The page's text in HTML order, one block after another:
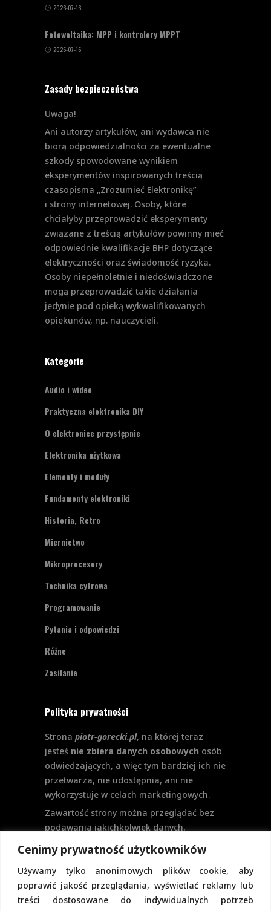
Cenimy prywatność użytkowników
Używamy tylko anonimowych plików cookie, aby
poprawić jakość przeglądania, wyświetlać reklamy lub
treści dostosowane do indywidualnych potrzeb
2026-07-16
Fotowoltaika: MPP i kontrolery MPPT
2026-07-16
Zasady bezpieczeństwa
Uwaga!
Ani autorzy artykułów, ani wydawca nie
biorą odpowiedzialności za ewentualne
szkody spowodowane wynikiem
eksperymentów inspirowanych treścią
czasopisma „Zrozumieć Elektronikę”
i strony internetowej. Osoby, które
chciałyby przeprowadzić eksperymenty
związane z treścią artykułów powinny mieć
odpowiednie kwalifikacje BHP dotyczące
elektryczności oraz świadomość ryzyka.
Osoby niepełnoletnie i niedoświadczone
mogą przeprowadzić takie działania
jedynie pod opieką wykwalifikowanych
opiekunów, np. nauczycieli.
Kategorie
Audio i wideo
Praktyczna elektronika DIY
O elektronice przystępnie
Elektronika użytkowa
Elementy i moduły
Fundamenty elektroniki
Historia, Retro
Miernictwo
Mikroprocesory
Technika cyfrowa
Programowanie
Pytania i odpowiedzi
Różne
Zasilanie
Polityka prywatności
Strona piotr-gorecki.pl, na której teraz
jesteś nie zbiera danych osobowych osób
odwiedzających, a więc tym bardziej ich nie
przetwarza, nie udostępnia, ani nie
wykorzystuje w celach marketingowych.
Zawartość strony można przeglądać bez
podawania jakichkolwiek danych,
logowanie. Aktualnie na stronie nie
przewiduje się formularzy kontaktowych
ani systemu komentarzy, co wiązałoby się
z udostępnianiem i przetwarzaniem